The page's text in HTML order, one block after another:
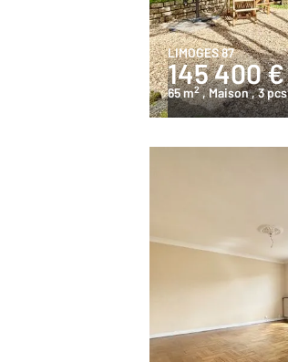
LIMOGES 87
145 400 €
65 m2 , Maison, 3 pcs